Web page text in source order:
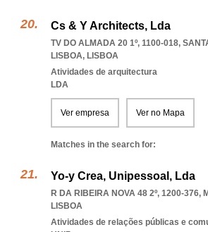
Cs & Y Architects, Lda
TV DO ALMADA 20 1º, 1100-018,
LISBOA, LISBOA
Atividades de arquitectura
LDA
Ver empresa Ver no Mapa
Matches in the search for:
Yo-y Crea, Unipessoal, Lda
R DA RIBEIRA NOVA 48 2º, 1200-376,
LISBOA
Atividades de relações públicas e